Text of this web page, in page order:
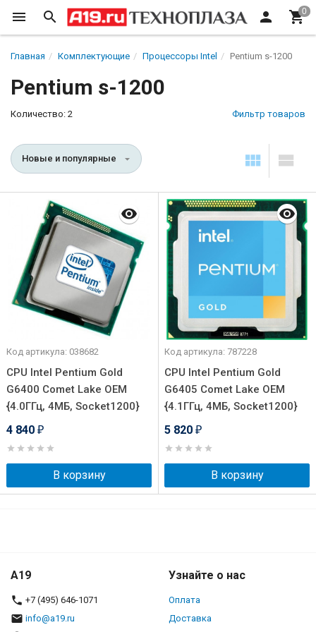
Главная Комплектующие Процессоры Intel Pentium s-1200
Pentium s-1200
Количество: 2 Фильтр товаров
Новые и популярные
Код артикула: 038682
CPU Intel Pentium Gold
G6400 Comet Lake OEM
{4.0ГГц, 4МБ, Socket1200}
4 840 ₽
В корзину
Код артикула: 787228
CPU Intel Pentium Gold
G6405 Comet Lake OEM
{4.1ГГц, 4МБ, Socket1200}
5 820 ₽
В корзину
A19
+7 (495) 646-1071
info@a19.ru
Узнайте о нас
Оплата
Доставка